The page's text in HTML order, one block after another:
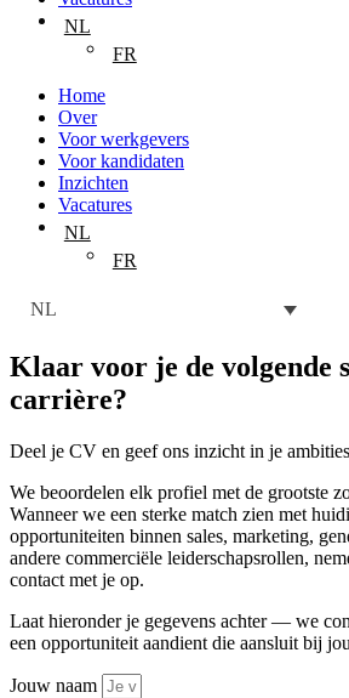
NL
FR
Home
Over
Voor werkgevers
Voor kandidaten
Inzichten
Vacatures
NL
FR
NL
Klaar voor je de volgende
carrière?
Deel je CV en geef ons inzicht in je
We beoordelen elk profiel met de grootste
Wanneer we een sterke match zien met
opportuniteiten binnen sales, marketing,
andere commerciële leiderschapsrollen,
contact met je op.
Laat hieronder je gegevens achter — we
een opportuniteit aandient die aansluit bij
Jouw naam